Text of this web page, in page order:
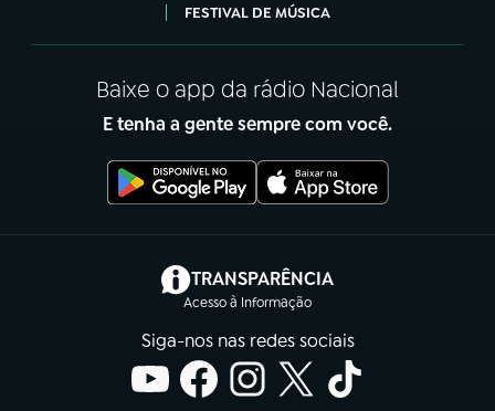
FESTIVAL DE MÚSICA
Baixe o app da rádio Nacional
E tenha a gente sempre com você.
TRANSPARÊNCIA
Acesso à Informação
(abre em nova aba)
Siga-nos nas redes sociais